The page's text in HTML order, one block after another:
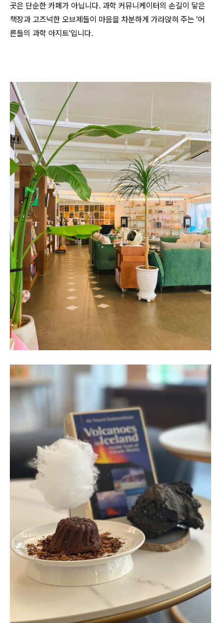
곳은 단순한 카페가 아닙니다. 과학 커뮤니케이터의 손길이 닿은
책장과 고즈넉한 오브제들이 마음을 차분하게 가라앉혀 주는 '어
른들의 과학 아지트'입니다.